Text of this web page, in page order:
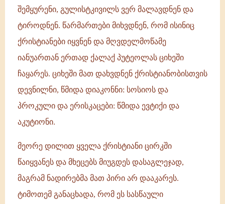
შემყურენი, გულისტკივილს ვერ მალავდნენ და
ტიროდნენ. წარმართები მიხვდნენ, რომ ისინიც
ქრისტიანები იყვნენ და მღვდელმოწამე
იანუართან ერთად ქალაქ პუტეოლას ციხეში
ჩაყარეს. ციხეში მათ დახვდნენ ქრისტიანობისთვის
დევნილნი, წმიდა დიაკონნი: სოსიოს და
პროკული და ერისკაცები: წმიდა ევტიქი და
აკუტიონი.
მეორე დილით ყველა ქრისტიანი ცირკში
წაიყვანეს და მხეცებს მიუგდეს დასაგლეჯად,
მაგრამ ნადირებმა მათ პირი არ დააკარეს.
ტიმოთემ განაცხადა, რომ ეს სასწაული